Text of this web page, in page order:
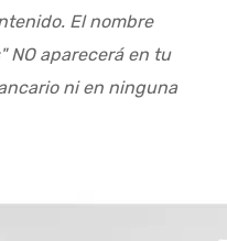
El nombre
NO aparecerá en tu
ni en ninguna